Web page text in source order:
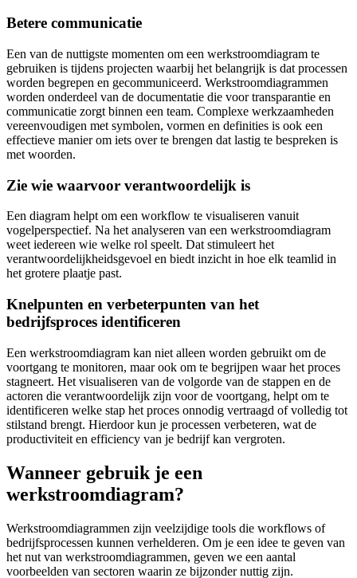
Betere communicatie
Een van de nuttigste momenten om een werkstroomdiagram te
gebruiken is tijdens projecten waarbij het belangrijk is dat processen
worden begrepen en gecommuniceerd. Werkstroomdiagrammen
worden onderdeel van de documentatie die voor transparantie en
communicatie zorgt binnen een team. Complexe werkzaamheden
vereenvoudigen met symbolen, vormen en definities is ook een
effectieve manier om iets over te brengen dat lastig te bespreken is
met woorden.
Zie wie waarvoor verantwoordelijk is
Een diagram helpt om een workflow te visualiseren vanuit
vogelperspectief. Na het analyseren van een werkstroomdiagram
weet iedereen wie welke rol speelt. Dat stimuleert het
verantwoordelijkheidsgevoel en biedt inzicht in hoe elk teamlid in
het grotere plaatje past.
Knelpunten en verbeterpunten van het
bedrijfsproces identificeren
Een werkstroomdiagram kan niet alleen worden gebruikt om de
voortgang te monitoren, maar ook om te begrijpen waar het proces
stagneert. Het visualiseren van de volgorde van de stappen en de
actoren die verantwoordelijk zijn voor de voortgang, helpt om te
identificeren welke stap het proces onnodig vertraagd of volledig tot
stilstand brengt. Hierdoor kun je processen verbeteren, wat de
productiviteit en efficiency van je bedrijf kan vergroten.
Wanneer gebruik je een
werkstroomdiagram?
Werkstroomdiagrammen zijn veelzijdige tools die workflows of
bedrijfsprocessen kunnen verhelderen. Om je een idee te geven van
het nut van werkstroomdiagrammen, geven we een aantal
voorbeelden van sectoren waarin ze bijzonder nuttig zijn.